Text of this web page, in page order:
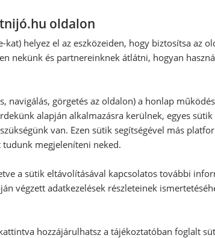
oldalon
helyez el az eszközeiden, hogy biztosítsa az
nekünk és partnereinknek átlátni, hogyan
navigálás, görgetés az oldalon) a honlap
alapján alkalmazásra kerülnek, egyes
van. Ezen sütik segítségével más
megjeleníteni neked.
a sütik eltávolításával kapcsolatos további
végzett adatkezelések részleteinek
hozzájárulhatsz a tájékoztatóban foglalt